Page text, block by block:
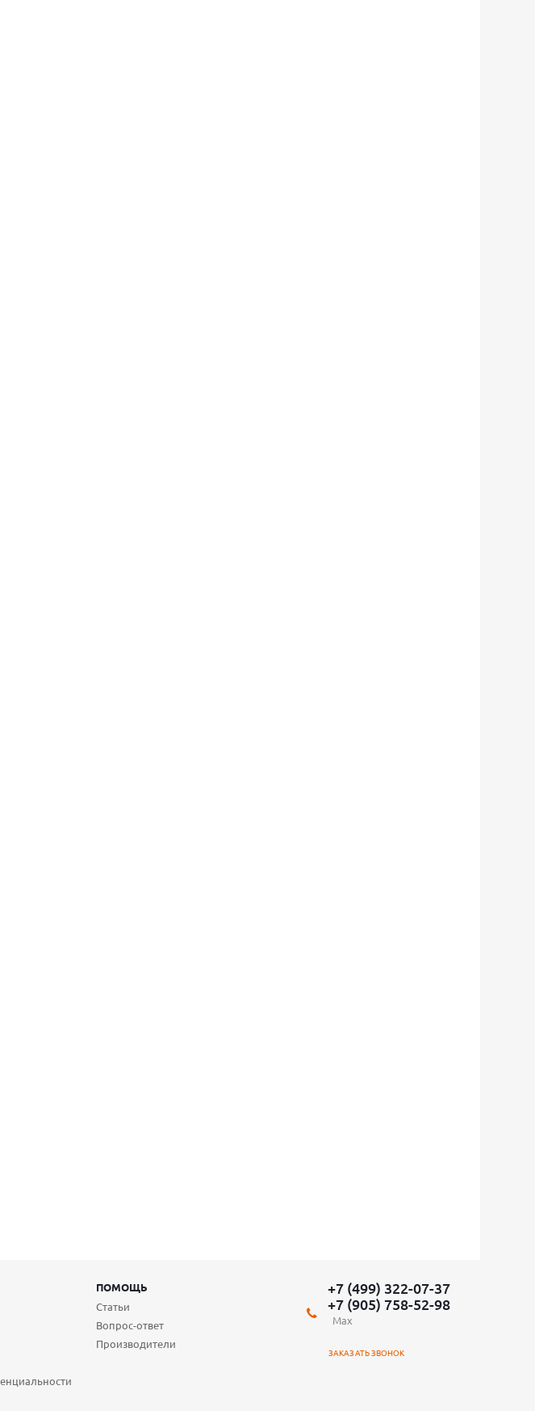
ПОМОЩЬ
Статьи
Вопрос-ответ
Производители
+7 (499) 322-07-37
+7 (905) 758-52-98
Max
ЗАКАЗАТЬ ЗВОНОК